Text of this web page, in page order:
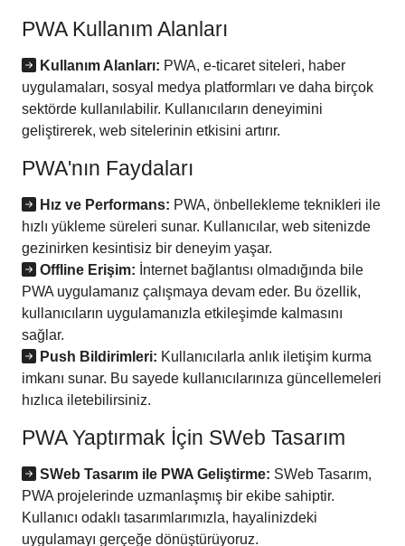
PWA Kullanım Alanları
Kullanım Alanları: PWA, e-ticaret siteleri, haber
uygulamaları, sosyal medya platformları ve daha birçok
sektörde kullanılabilir. Kullanıcıların deneyimini
geliştirerek, web sitelerinin etkisini artırır.
PWA'nın Faydaları
Hız ve Performans: PWA, önbellekleme teknikleri ile
hızlı yükleme süreleri sunar. Kullanıcılar, web sitenizde
gezinirken kesintisiz bir deneyim yaşar.
Offline Erişim: İnternet bağlantısı olmadığında bile
PWA uygulamanız çalışmaya devam eder. Bu özellik,
kullanıcıların uygulamanızla etkileşimde kalmasını
sağlar.
Push Bildirimleri: Kullanıcılarla anlık iletişim kurma
imkanı sunar. Bu sayede kullanıcılarınıza güncellemeleri
hızlıca iletebilirsiniz.
PWA Yaptırmak İçin SWeb Tasarım
SWeb Tasarım ile PWA Geliştirme: SWeb Tasarım,
PWA projelerinde uzmanlaşmış bir ekibe sahiptir.
Kullanıcı odaklı tasarımlarımızla, hayalinizdeki
uygulamayı gerçeğe dönüştürüyoruz.